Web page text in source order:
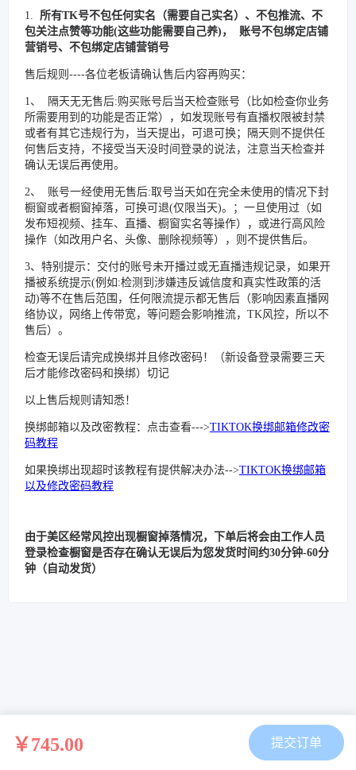
1. 所有TK号不包任何实名（需要自己实名）、不包推流、不
包关注点赞等功能(这些功能需要自己养)， 账号不包绑定店铺
营销号、不包绑定店铺营销号
售后规则----各位老板请确认售后内容再购买：
1、 隔天无无售后:购买账号后当天检查账号（比如检查你业务
所需要用到的功能是否正常），如发现账号有直播权限被封禁
或者有其它违规行为，当天提出，可退可换；隔天则不提供任
何售后支持，不接受当天没时间登录的说法，注意当天检查并
确认无误后再使用。
2、 账号一经使用无售后:取号当天如在完全未使用的情况下封
橱窗或者橱窗掉落，可换可退(仅限当天)。；一旦使用过（如
发布短视频、挂车、直播、橱窗实名等操作），或进行高风险
操作（如改用户名、头像、删除视频等），则不提供售后。
3、特别提示：交付的账号未开播过或无直播违规记录，如果开
播被系统提示(例如:检测到涉嫌违反诚信度和真实性政策的活
动)等不在售后范围，任何限流提示都无售后（影响因素直播网
络协议，网络上传带宽，等问题会影响推流，TK风控，所以不
售后）。
检查无误后请完成换绑并且修改密码！（新设备登录需要三天
后才能修改密码和换绑）切记
以上售后规则请知悉！
换绑邮箱以及改密教程：点击查看--->TIKTOK换绑邮箱修改密
码教程
如果换绑出现超时该教程有提供解决办法-->TIKTOK换绑邮箱
以及修改密码教程
由于美区经常风控出现橱窗掉落情况，下单后将会由工作人员
登录检查橱窗是否存在确认无误后为您发货时间约30分钟-60分
钟（自动发货）
￥745.00 提交订单